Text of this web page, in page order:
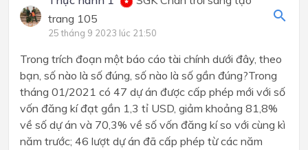
trang 105
25 tháng 9 2023 lúc 21:50
Trong trích đoạn một báo cáo tài chính dưới đây, theo
bạn, số nào là số đúng, số nào là số gần đúng?Trong
tháng 01/2021 có 47 dự án được cấp phép mới với số
vốn đăng kí đạt gần 1,3 tỉ USD, giảm khoảng 81,8%
về số dự án và 70,3% về số vốn đăng kí so với cùng kì
năm trước; 46 lượt dự án đã cấp phép từ các năm